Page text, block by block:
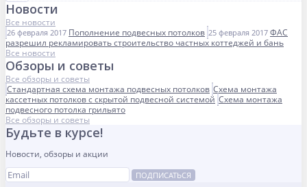
Новости
Все новости
26 февраля 2017 Пополнение подвесных потолков 25 февраля 2017 ФАС
разрешил рекламировать строительство частных коттеджей и бань
Все новости
Обзоры и советы
Все обзоры и советы
Стандартная схема монтажа подвесных потолков Схема монтажа
кассетных потолков с скрытой подвесной системой Схема монтажа
подвесного потолка грильято
Все обзоры и советы
Будьте в курсе!
Новости, обзоры и акции
ПОДПИСАТЬСЯ